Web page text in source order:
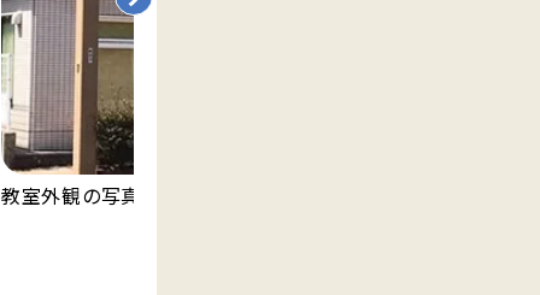
教室外観の写真です。